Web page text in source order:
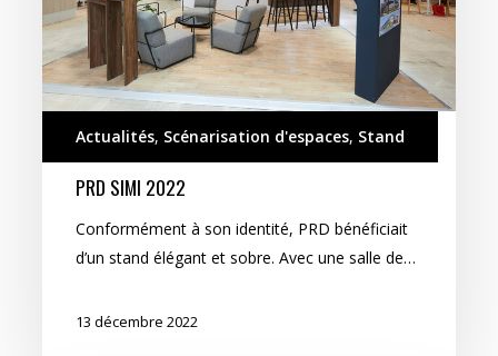
Actualités, Scénarisation d'espaces, Stand
PRD SIMI 2022
Conformément à son identité, PRD bénéficiait
d’un stand élégant et sobre. Avec une salle de…
13 décembre 2022